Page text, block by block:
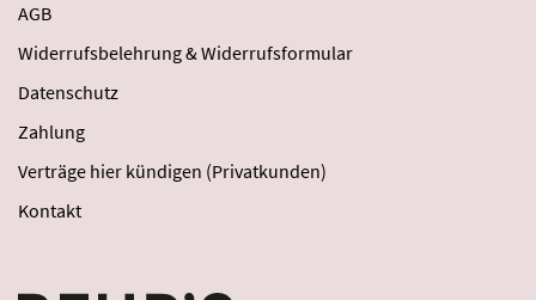
AGB
Widerrufsbelehrung & Widerrufsformular
Datenschutz
Zahlung
Verträge hier kündigen (Privatkunden)
Kontakt